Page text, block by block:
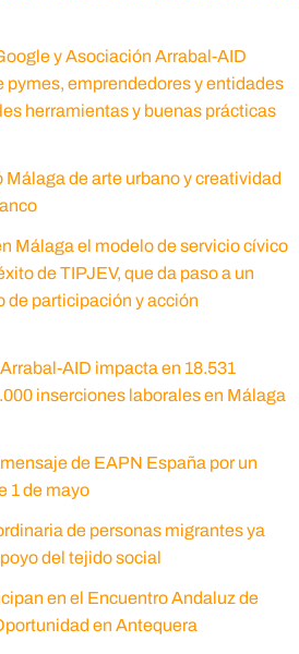
y Asociación Arrabal-AID
pymes, emprendedores y entidades
herramientas y buenas prácticas
de arte urbano y creatividad
Málaga el modelo de servicio cívico
de TIPJEV, que da paso a un
de participación y acción
AID impacta en 18.531
inserciones laborales en Málaga
de EAPN España por un
1 de mayo
de personas migrantes ya
del tejido social
en el Encuentro Andaluz de
en Antequera